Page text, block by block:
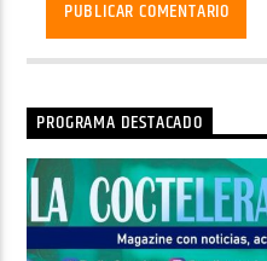
PROGRAMA DESTACADO